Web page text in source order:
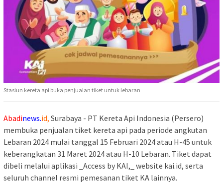
Stasiun kereta api buka penjualan tiket untuk lebaran
Abadinews.id, Surabaya - PT Kereta Api Indonesia (Persero)
membuka penjualan tiket kereta api pada periode angkutan
Lebaran 2024 mulai tanggal 15 Februari 2024 atau H-45 untuk
keberangkatan 31 Maret 2024 atau H-10 Lebaran. Tiket dapat
dibeli melalui aplikasi _Access by KAI,_ website kai.id, serta
seluruh channel resmi pemesanan tiket KA lainnya.